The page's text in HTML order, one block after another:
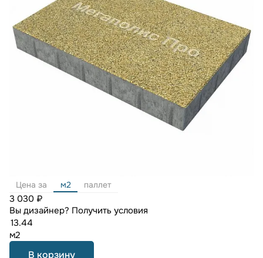
Цена за м2 паллет
3 030 ₽
Вы дизайнер? Получить условия
м2
В корзину